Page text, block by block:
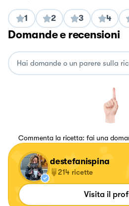
1 2 3 4
Domande e recensioni
Commenta la ricetta: fai una
destefanispina
214 ricette
Visita il